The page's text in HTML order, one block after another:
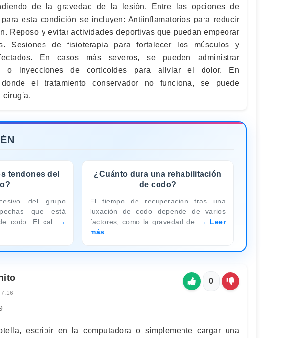
de la gravedad de la lesión. Entre las opciones de
para esta condición se incluyen: Antiinflamatorios para reducir
Reposo y evitar actividades deportivas que puedan empeorar
Sesiones de fisioterapia para fortalecer los músculos y
En casos más severos, se pueden administrar
o inyecciones de corticoides para aliviar el dolor. En
donde el tratamiento conservador no funciona, se puede
cirugía.
tendones del
del grupo
que está
codo. El cal
¿Cuánto dura una rehabilitación
de codo?
El tiempo de recuperación tras una
luxación de codo depende de varios
factores, como la gravedad de
Leer
más
0
escribir en la computadora o simplemente cargar una